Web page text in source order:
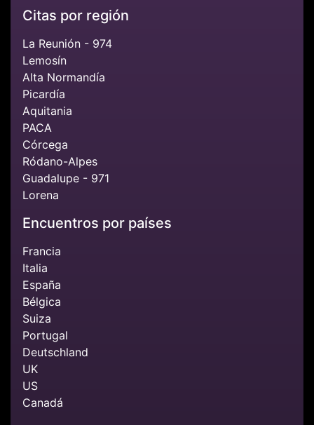
Citas por región
La Reunión - 974
Lemosín
Alta Normandía
Picardía
Aquitania
PACA
Córcega
Ródano-Alpes
Guadalupe - 971
Lorena
Encuentros por países
Francia
Italia
España
Bélgica
Suiza
Portugal
Deutschland
UK
US
Canadá